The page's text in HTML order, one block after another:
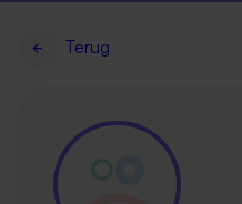
Terug